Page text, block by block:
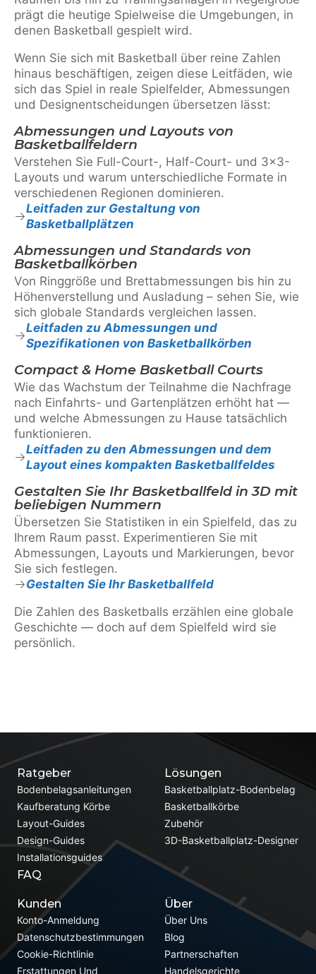
prägt die heutige Spielweise die Umgebungen, in
denen Basketball gespielt wird.
Wenn Sie sich mit Basketball über reine Zahlen
hinaus beschäftigen, zeigen diese Leitfäden, wie
sich das Spiel in reale Spielfelder, Abmessungen
und Designentscheidungen übersetzen lässt:
Abmessungen und Layouts von
Basketballfeldern
Verstehen Sie Full-Court-, Half-Court- und 3×3-
Layouts und warum unterschiedliche Formate in
verschiedenen Regionen dominieren.
Leitfaden zur Gestaltung von
Basketballplätzen
Abmessungen und Standards von
Basketballkörben
Von Ringgröße und Brettabmessungen bis hin zu
Höhenverstellung und Ausladung – sehen Sie, wie
sich globale Standards vergleichen lassen.
Leitfaden zu Abmessungen und
Spezifikationen von Basketballkörben
Compact & Home Basketball Courts
Wie das Wachstum der Teilnahme die Nachfrage
nach Einfahrts- und Gartenplätzen erhöht hat —
und welche Abmessungen zu Hause tatsächlich
funktionieren.
Leitfaden zu den Abmessungen und dem
Layout eines kompakten Basketballfeldes
Gestalten Sie Ihr Basketballfeld in 3D mit
beliebigen Nummern
Übersetzen Sie Statistiken in ein Spielfeld, das zu
Ihrem Raum passt. Experimentieren Sie mit
Abmessungen, Layouts und Markierungen, bevor
Sie sich festlegen.
Gestalten Sie Ihr Basketballfeld
Die Zahlen des Basketballs erzählen eine globale
Geschichte — doch auf dem Spielfeld wird sie
persönlich.
Lösungen
Basketballplatz-Bodenbelag
Basketballkörbe
Zubehör
3D-Basketballplatz-Designer
Ratgeber
Bodenbelagsanleitungen
Kaufberatung Körbe
Layout-Guides
Design-Guides
Installationsguides
FAQ
Kunden
Konto-Anmeldung
Datenschutzbestimmungen
Cookie-Richtlinie
Erstattungen Und
Über
Über Uns
Blog
Partnerschaften
Handelsgerichte